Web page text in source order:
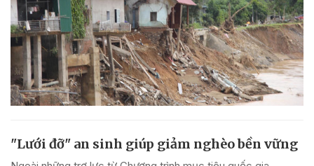
"Lưới đỡ" an sinh giúp giảm nghèo bền vững